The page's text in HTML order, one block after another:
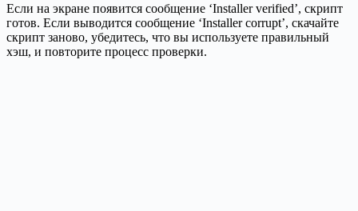
Если на экране появится сообщение ‘Installer verified’, скрипт
готов. Если выводится сообщение ‘Installer corrupt’, скачайте
скрипт заново, убедитесь, что вы используете правильный
хэш, и повторите процесс проверки.